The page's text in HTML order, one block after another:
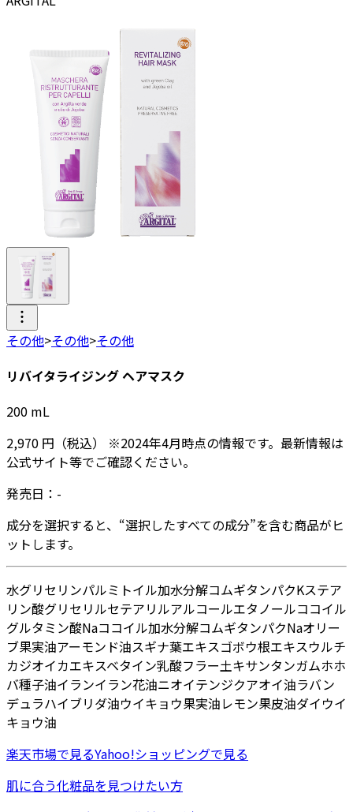
その他>その他>その他
リバイタライジング ヘアマスク
200 mL
2,970 円 （税込） ※2024年4月時点の情報です。最新情報は
公式サイト等でご確認ください。
発売日： -
成分を選択すると、“選択したすべての成分”を含む商品がヒ
ットします。
水グリセリンパルミトイル加水分解コムギタンパクKステア
リン酸グリセリルセテアリルアルコールエタノールココイル
グルタミン酸Naココイル加水分解コムギタンパクNaオリー
ブ果実油アーモンド油スギナ葉エキスゴボウ根エキスウルチ
カジオイカエキスベタイン乳酸フラー土キサンタンガムホホ
バ種子油イランイラン花油ニオイテンジクアオイ油ラバン
デュラハイブリダ油ウイキョウ果実油レモン果皮油ダイウイ
キョウ油
楽天市場で見るYahoo!ショッピングで見る
肌に合う化粧品を見つけたい方